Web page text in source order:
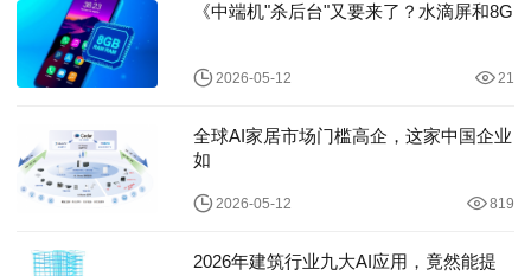
《中端机"杀后台"又要来了？水滴屏和8G
2026-05-12 21
全球AI家居市场门槛高企，这家中国企业
如
2026-05-12 819
2026年建筑行业九大AI应用，竟然能提